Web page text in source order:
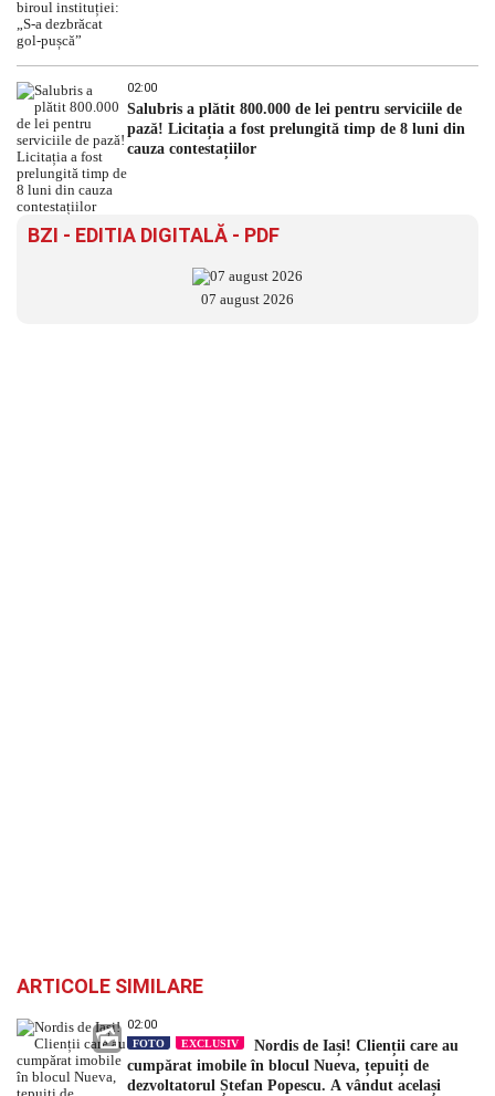
02:00
Salubris a plătit 800.000 de lei pentru serviciile de
pază! Licitația a fost prelungită timp de 8 luni din
cauza contestațiilor
BZI - EDITIA DIGITALĂ - PDF
07 august 2026
ARTICOLE SIMILARE
02:00
FOTO EXCLUSIV
Nordis de Iași! Clienții care au
cumpărat imobile în blocul Nueva, țepuiți de
dezvoltatorul Ștefan Popescu. A vândut același